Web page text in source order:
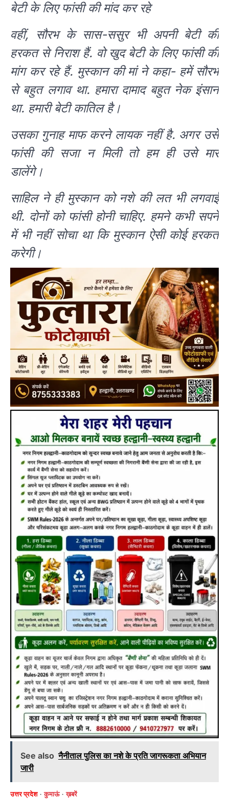
बेटी के लिए फांसी की मांद कर रहे
वहीं, सौरभ के सास-ससुर भी अपनी बेटी की
हरकत से निराश हैं. वो खुद बेटी के लिए फांसी की
मांग कर रहे हैं. मुस्कान की मां ने कहा- हमें सौरभ
से बहुत लगाव था. हमारा दामाद बहुत नेक इंसान
था. हमारी बेटी कातिल है।
उसका गुनाह माफ करने लायक नहीं है. अगर उसे
फांसी की सजा न मिली तो हम ही उसे मार
डालेंगे।
साहिल ने ही मुस्कान को नशे की लत भी लगवाई
थी. दोनों को फांसी होनी चाहिए. हमने कभी सपने
में भी नहीं सोचा था कि मुस्कान ऐसी कोई हरकत
करेगी।
See also नैनीताल पुलिस का नशे के प्रति जागरूकता अभियान
जारी
उत्तर प्रदेश कुमाऊं ख़बरें